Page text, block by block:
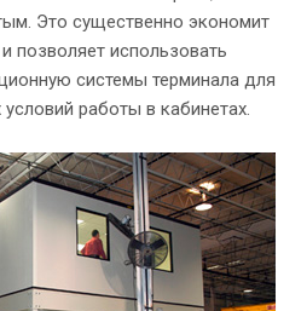
Это существенно экономит
позволяет использовать
системы терминала для
работы в кабинетах.